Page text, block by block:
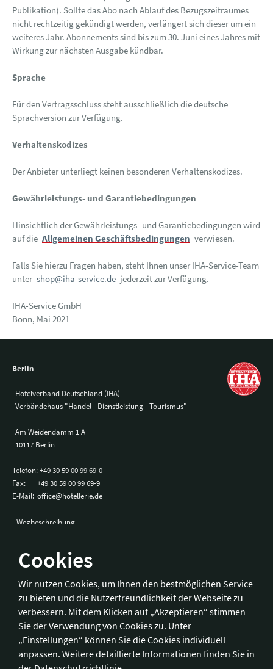
Cookies
Wir nutzen Cookies, um Ihnen den bestmöglichen Service
zu bieten und die Nutzerfreundlichkeit der Webseite zu
verbessern. Mit dem Klicken auf „Akzeptieren“ stimmen
Sie der Verwendung von Cookies zu. Unter
„Einstellungen“ können Sie die Cookies individuell
anpassen. Weitere detaillierte Informationen finden Sie in
Publikation). Sollte das Abo nach Ablauf des Bezugszeitraumes
nicht rechtzeitig gekündigt werden, verlängert sich dieser um ein
weiteres Jahr. Abonnements sind bis zum 30. Juni eines Jahres mit
Wirkung zur nächsten Ausgabe kündbar.
Sprache
Für den Vertragsschluss steht ausschließlich die deutsche
Sprachversion zur Verfügung.
Verhaltenskodizes
Der Anbieter unterliegt keinen besonderen Verhaltenskodizes.
Gewährleistungs- und Garantiebedingungen
Hinsichtlich der Gewährleistungs- und Garantiebedingungen wird
auf die Allgemeinen Geschäftsbedingungen verwiesen.
Falls Sie hierzu Fragen haben, steht Ihnen unser IHA-Service-Team
unter shop@iha-service.de jederzeit zur Verfügung.
IHA-Service GmbH
Bonn, Mai 2021
Berlin
Hotelverband Deutschland (IHA)
Verbändehaus "Handel - Dienstleistung - Tourismus"
Am Weidendamm 1 A
10117 Berlin
Telefon:+49 30 59 00 99 69-0
Fax:
+49 30 59 00 99 69-9
E-Mail: office@hotellerie.de
Wegbeschreibung
Hotelverband Deutschland (IHA) / IHA-Service GmbH
Kronprinzenstraße 37
53173 Bonn
Telefon: